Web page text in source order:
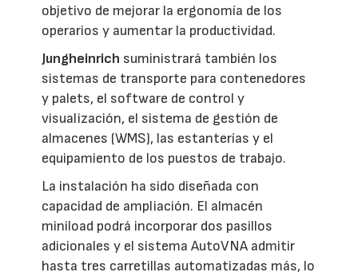
objetivo de mejorar la ergonomía de los
operarios y aumentar la productividad.
Jungheinrich suministrará también los
sistemas de transporte para contenedores
y palets, el software de control y
visualización, el sistema de gestión de
almacenes (WMS), las estanterías y el
equipamiento de los puestos de trabajo.
La instalación ha sido diseñada con
capacidad de ampliación. El almacén
miniload podrá incorporar dos pasillos
adicionales y el sistema AutoVNA admitir
hasta tres carretillas automatizadas más, lo